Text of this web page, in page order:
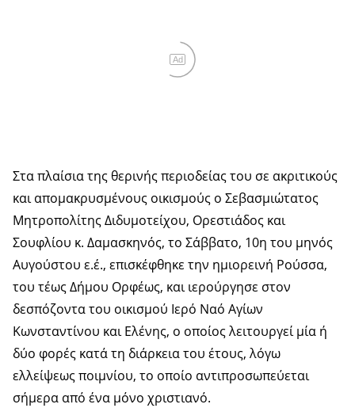
Ad
Στα πλαίσια της θερινής περιοδείας του σε ακριτικούς
και απομακρυσμένους οικισμούς ο Σεβασμιώτατος
Μητροπολίτης Διδυμοτείχου, Ορεστιάδος και
Σουφλίου κ. Δαμασκηνός, το Σάββατο, 10η του μηνός
Αυγούστου ε.έ., επισκέφθηκε την ημιορεινή Ρούσσα,
του τέως Δήμου Ορφέως, και ιερούργησε στον
δεσπόζοντα του οικισμού Ιερό Ναό Αγίων
Κωνσταντίνου και Ελένης, ο οποίος λειτουργεί μία ή
δύο φορές κατά τη διάρκεια του έτους, λόγω
ελλείψεως ποιμνίου, το οποίο αντιπροσωπεύεται
σήμερα από ένα μόνο χριστιανό.